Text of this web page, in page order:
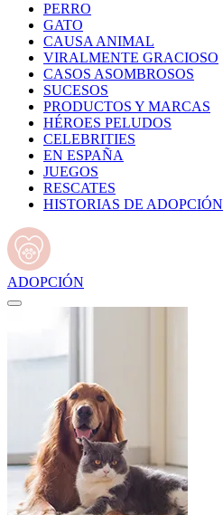
PERRO
GATO
CAUSA ANIMAL
VIRALMENTE GRACIOSO
CASOS ASOMBROSOS
SUCESOS
PRODUCTOS Y MARCAS
HÉROES PELUDOS
CELEBRITIES
EN ESPAÑA
JUEGOS
RESCATES
HISTORIAS DE ADOPCIÓN
ADOPCIÓN